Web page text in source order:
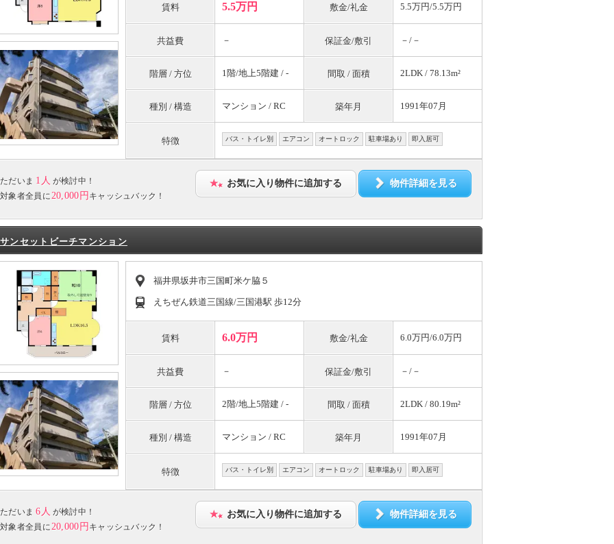
賃料 5.5万円 敷金/礼金 5.5万円/5.5万円
共益費 － 保証金/敷引 －/－
階層 / 方位 1階/地上5階建 / - 間取 / 面積 2LDK / 78.13m²
種別 / 構造 マンション / RC 築年月 1991年07月
特徴 バス・トイレ別 エアコン オートロック 駐車場あり 即入居可
ただいま 1人 が検討中！
対象者全員に20,000円 キャッシュバック！
お気に入り物件に追加する 物件詳細を見る
サンセットビーチマンション
福井県坂井市三国町米ケ脇５
えちぜん鉄道三国線/三国港駅 歩12分
賃料 6.0万円 敷金/礼金 6.0万円/6.0万円
共益費 － 保証金/敷引 －/－
階層 / 方位 2階/地上5階建 / - 間取 / 面積 2LDK / 80.19m²
種別 / 構造 マンション / RC 築年月 1991年07月
特徴 バス・トイレ別 エアコン オートロック 駐車場あり 即入居可
ただいま 6人 が検討中！
対象者全員に 20,000円 キャッシュバック！
お気に入り物件に追加する 物件詳細を見る